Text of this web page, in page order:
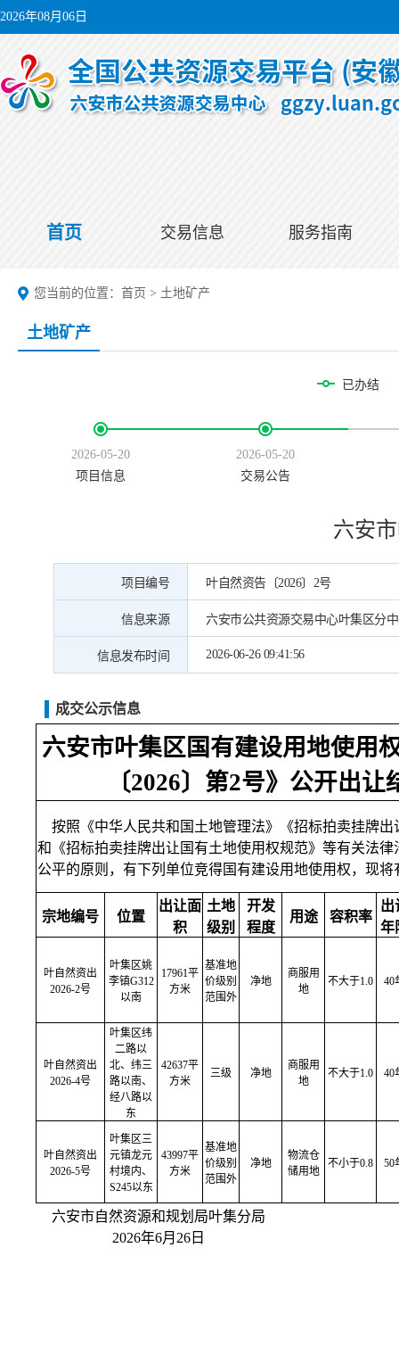
2026年08月06日
首页 交易信息 服务指南
您当前的位置： 首页 > 土地矿产
土地矿产
已办结
2026-05-20
项目信息
2026-05-20
交易公告
六安
项目编号 叶自然资告〔2026〕2号
信息来源 六安市公共资源交易中心叶集区分
信息发布时间 2026-06-26 09:41:56
成交公示信息
六安市叶集区国有建设用地使用
〔2026〕第2号》公开出让
按照《中华人民共和国土地管理法》《招标拍卖挂牌
和《招标拍卖挂牌出让国有土地使用权规范》等有关法
公平的原则，有下列单位竞得国有建设用地使用权，现
宗地编号 位置
出让面
积
土地
级别
开发
程度
用途 容积率
出
年
叶自然资出
2026-2号
叶集区姚
李镇G312
以南
17961平
方米
基准地
价级别
范围外
净地
商服用
地
不大于1.0 40
叶自然资出
2026-4号
叶集区纬
二路以
北、纬三
路以南、
经八路以
东
42637平
方米
三级 净地
商服用
地
不大于1.0 40
叶自然资出
2026-5号
叶集区三
元镇龙元
村境内、
S245以东
43997平
方米
基准地
价级别
范围外
净地
物流仓
储用地
不小于0.8 50
六安市自然资源和规划局叶集分局
2026年6月26日